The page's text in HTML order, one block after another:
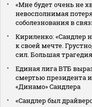
«Мне будет очень не
невосполнимая
соболезнования в
Кириленко: «Сандлер
к своей мечте.
сил. Большая
Единая лига ВТБ
смертью президента
«Динамо» Сандлера
«Сандлер был